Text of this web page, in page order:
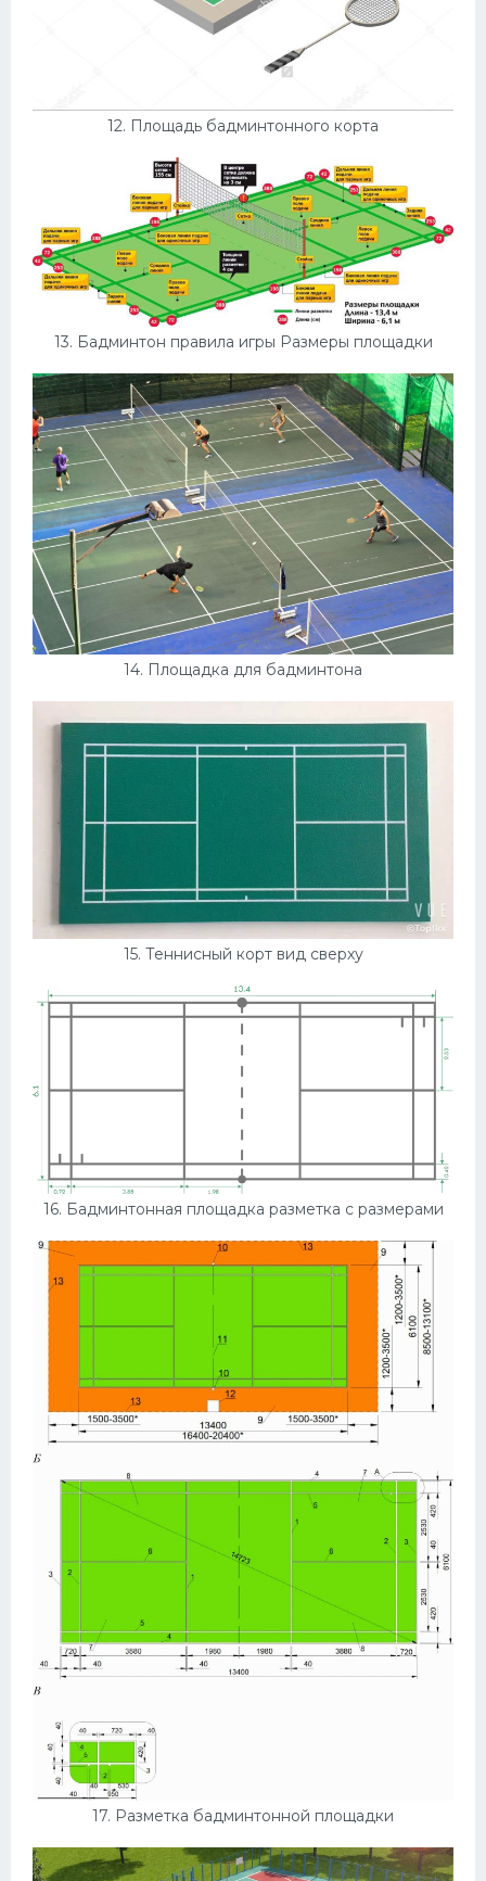
12. Площадь бадминтонного корта
13. Бадминтон правила игры Размеры площадки
14. Площадка для бадминтона
15. Теннисный корт вид сверху
16. Бадминтонная площадка разметка с размерами
17. Разметка бадминтонной площадки